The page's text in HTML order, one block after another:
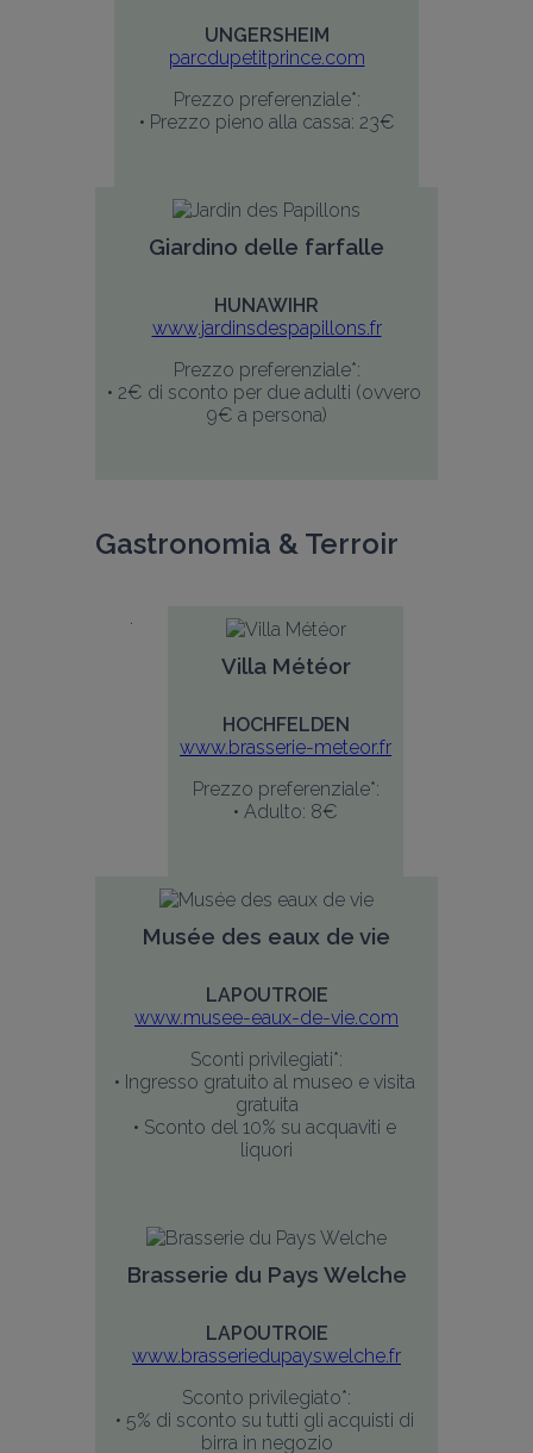
UNGERSHEIM
parcdupetitprince.com
Prezzo preferenziale*:
• Prezzo pieno alla cassa: 23€
Giardino delle farfalle
HUNAWIHR
www.jardinsdespapillons.fr
Prezzo preferenziale*:
• 2€ di sconto per due adulti (ovvero
9€ a persona)
Gastronomia & Terroir
Villa Météor
HOCHFELDEN
www.brasserie-meteor.fr
Prezzo preferenziale*:
• Adulto: 8€
Musée des eaux de vie
LAPOUTROIE
www.musee-eaux-de-vie.com
Sconti privilegiati*:
• Ingresso gratuito al museo e visita
gratuita
• Sconto del 10% su acquaviti e
liquori
Brasserie du Pays Welche
LAPOUTROIE
www.brasseriedupayswelche.fr
Sconto privilegiato*:
• 5% di sconto su tutti gli acquisti di
birra in negozio